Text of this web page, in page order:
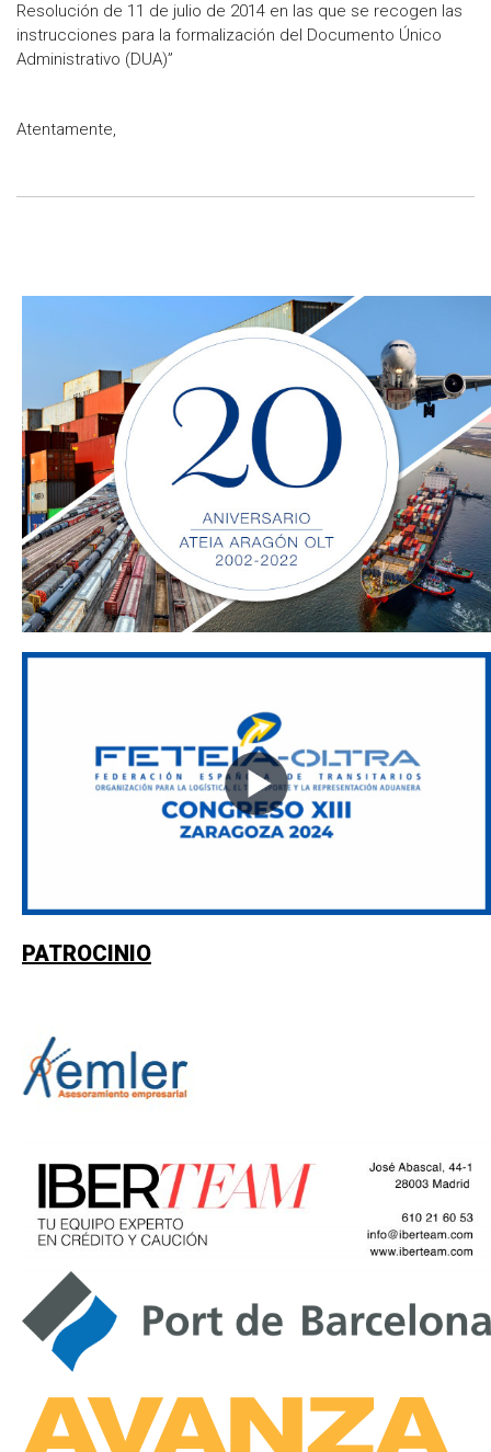
Resolución de 11 de julio de 2014 en las que se recogen las
instrucciones para la formalización del Documento Único
Administrativo (DUA)”
Atentamente,
PATROCINIO